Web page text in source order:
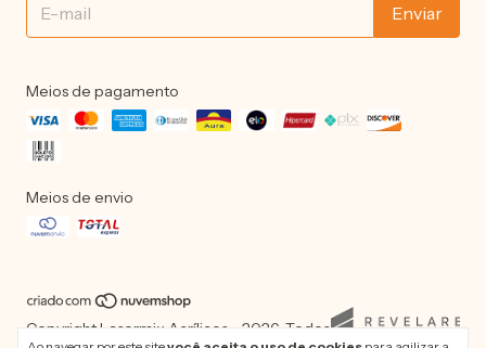
Meios de pagamento
Meios de envio
Copyright Lasermix Acrílicos - 2026. Todos